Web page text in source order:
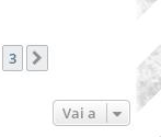
3
Vai a